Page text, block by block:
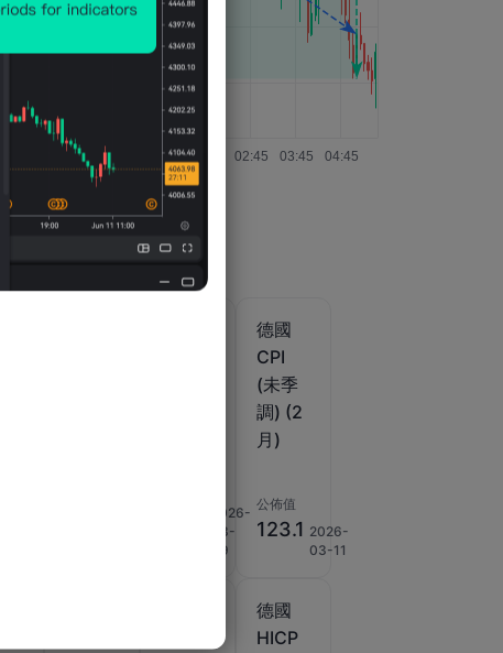
2026-
03-
09
德國
CPI
(未季
調) (2
月)
公佈值
123.1 2026-
03-11
德國
HICP